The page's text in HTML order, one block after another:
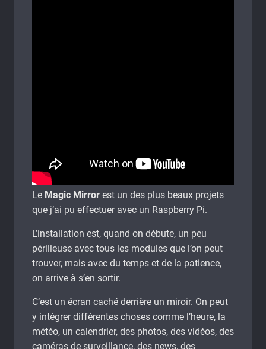
Le Magic Mirror est un des plus beaux projets
que j’ai pu effectuer avec un Raspberry Pi.
L’installation est, quand on débute, un peu
périlleuse avec tous les modules que l’on peut
trouver, mais avec du temps et de la patience,
on arrive à s’en sortir.
C’est un écran caché derrière un miroir. On peut
y intégrer différentes choses comme l’heure, la
météo, un calendrier, des photos, des vidéos, des
caméras de surveillance, des news, des